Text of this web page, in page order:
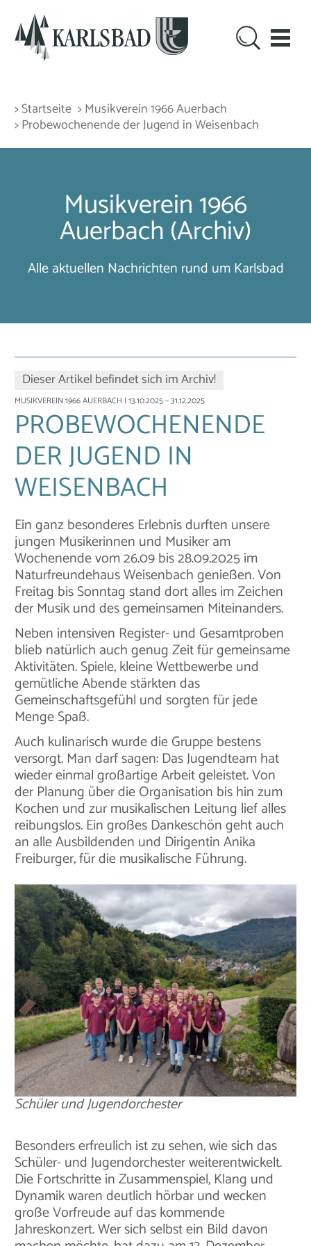
> Startseite > Musikverein 1966 Auerbach
> Probewochenende der Jugend in Weisenbach
Musikverein 1966
Auerbach (Archiv)
Alle aktuellen Nachrichten rund um Karlsbad
Dieser Artikel befindet sich im Archiv!
MUSIKVEREIN 1966 AUERBACH | 13.10.2025 – 31.12.2025
PROBEWOCHENENDE
DER JUGEND IN
WEISENBACH
Ein ganz besonderes Erlebnis durften unsere
jungen Musikerinnen und Musiker am
Wochenende vom 26.09 bis 28.09.2025 im
Naturfreundehaus Weisenbach genießen. Von
Freitag bis Sonntag stand dort alles im Zeichen
der Musik und des gemeinsamen Miteinanders.
Neben intensiven Register- und Gesamtproben
blieb natürlich auch genug Zeit für gemeinsame
Aktivitäten. Spiele, kleine Wettbewerbe und
gemütliche Abende stärkten das
Gemeinschaftsgefühl und sorgten für jede
Menge Spaß.
Auch kulinarisch wurde die Gruppe bestens
versorgt. Man darf sagen: Das Jugendteam hat
wieder einmal großartige Arbeit geleistet. Von
der Planung über die Organisation bis hin zum
Kochen und zur musikalischen Leitung lief alles
reibungslos. Ein großes Dankeschön geht auch
an alle Ausbildenden und Dirigentin Anika
Freiburger, für die musikalische Führung.
Schüler und Jugendorchester
Besonders erfreulich ist zu sehen, wie sich das
Schüler- und Jugendorchester weiterentwickelt.
Die Fortschritte in Zusammenspiel, Klang und
Dynamik waren deutlich hörbar und wecken
große Vorfreude auf das kommende
Jahreskonzert. Wer sich selbst ein Bild davon